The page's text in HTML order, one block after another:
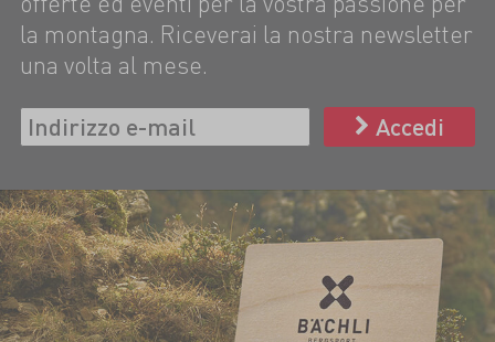
la montagna. Riceverai la nostra newsletter
una volta al mese.
Accedi